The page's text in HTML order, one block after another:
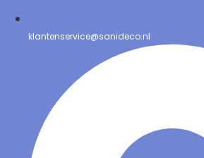
klantenservice@sanideco.nl